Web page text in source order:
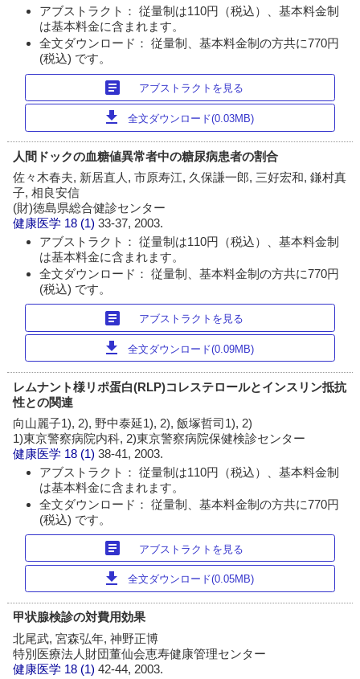
アブストラクト： 従量制は110円（税込）、基本料金制
は基本料金に含まれます。
全文ダウンロード： 従量制、基本料金制の方共に770円
(税込) です。
article アブストラクトを見る
download 全文ダウンロード(0.03MB)
人間ドックの血糖値異常者中の糖尿病患者の割合
佐々木春夫, 新居直人, 市原寿江, 久保謙一郎, 三好宏和, 鎌村真
子, 相良安信
(財)徳島県総合健診センター
健康医学 18 (1)33-37, 2003.
アブストラクト： 従量制は110円（税込）、基本料金制
は基本料金に含まれます。
全文ダウンロード： 従量制、基本料金制の方共に770円
(税込) です。
article アブストラクトを見る
download 全文ダウンロード(0.09MB)
レムナント様リポ蛋白(RLP)コレステロールとインスリン抵抗
性との関連
向山麗子1), 2), 野中泰延1), 2), 飯塚哲司1), 2)
1)東京警察病院内科, 2)東京警察病院保健検診センター
健康医学 18 (1)38-41, 2003.
アブストラクト： 従量制は110円（税込）、基本料金制
は基本料金に含まれます。
全文ダウンロード： 従量制、基本料金制の方共に770円
(税込) です。
article アブストラクトを見る
download 全文ダウンロード(0.05MB)
甲状腺検診の対費用効果
北尾武, 宮森弘年, 神野正博
特別医療法人財団董仙会恵寿健康管理センター
健康医学 18 (1)42-44, 2003.